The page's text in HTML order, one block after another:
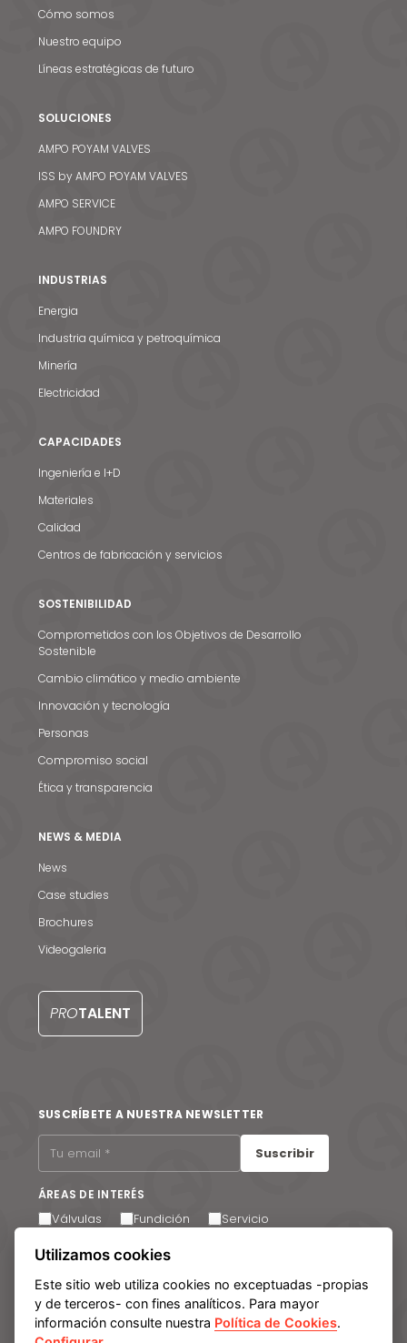
Contacto
Cómo somos
Nuestro equipo
Líneas estratégicas de futuro
SOLUCIONES
AMPO POYAM VALVES
ISS by AMPO POYAM VALVES
AMPO SERVICE
AMPO FOUNDRY
INDUSTRIAS
Energia
Industria química y petroquímica
Minería
Electricidad
CAPACIDADES
Ingeniería e I+D
Materiales
Calidad
Centros de fabricación y servicios
SOSTENIBILIDAD
Comprometidos con los Objetivos de Desarrollo
Sostenible
Cambio climático y medio ambiente
Innovación y tecnología
Personas
Compromiso social
Ética y transparencia
NEWS & MEDIA
News
Case studies
Brochures
Videogaleria
PROTALENT
SUSCRÍBETE A NUESTRA NEWSLETTER
Suscribir
ÁREAS DE INTERÉS
Válvulas Fundición Servicio
Acepto recibir comunicaciones por correo electrónico.
través del enlace que encontrará en el pie de página de
nuestros correos electrónicos.
Utilizamos cookies
Este sitio web utiliza cookies no exceptuadas -propias
y de terceros- con fines analíticos. Para mayor
información consulte nuestra Política de Cookies.